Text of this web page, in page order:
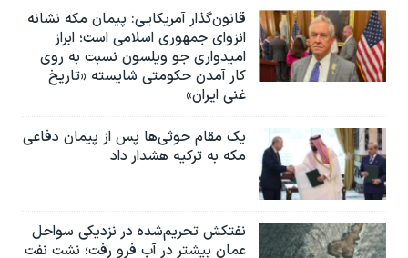
قانون‌گذار آمریکایی: پیمان مکه نشانه
انزوای جمهوری اسلامی است؛ ابراز
امیدواری جو ویلسون نسبت به روی
کار آمدن حکومتی شایسته «تاریخ
غنی ایران»
یک مقام حوثی‌ها پس از پیمان دفاعی
مکه به ترکیه هشدار داد
نفتکش تحریم‌شده در نزدیکی سواحل
عمان بیشتر در آب فرو رفت؛ نشت نفت